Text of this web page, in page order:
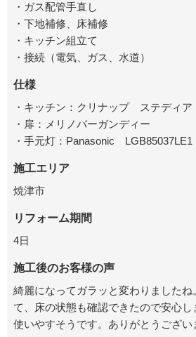
・ガス配管手直し
・下地補修、床補修
・キッチン組立て
・接続（電気、ガス、水道）
仕様
・キッチン：クリナップ ステディ
・扉：メリノバーガンディー
・手元灯：Panasonic LGB85037LE1
施工エリア
焼津市
リフォーム期間
4日
施工後のお客様の声
綺麗になってガラッと変わりましたね
て、床の状態も確認できたので安心し
使いやすそうです。ありがとうござい